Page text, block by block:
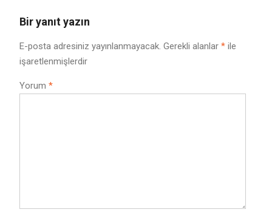
Bir yanıt yazın
E-posta adresiniz yayınlanmayacak. Gerekli alanlar *ile
işaretlenmişlerdir
Yorum *